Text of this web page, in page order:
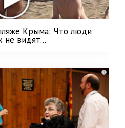
Крыма: Что люди
не видят...
i